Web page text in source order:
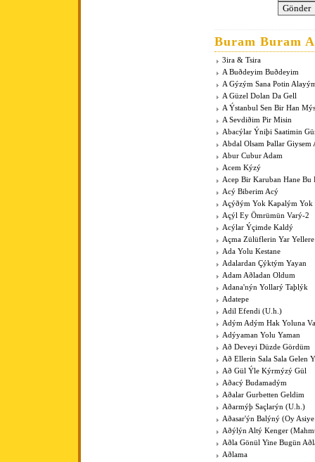
Buram Buram
3ira & Tsira
A Buðdeyim Buðdeyim
A Gýzým Sana Potin
A Güzel Dolan Da Gell
A Ýstanbul Sen Bir Han
A Sevdiðim Pir Misin
Abacýlar Ýniþi Saatimin
Abdal Olsam Þallar Giysem
Abur Cubur Adam
Acem Kýzý
Acep Bir Karuban Hane Bu
Acý Biberim Acý
Açýðým Yok Kapalým Yok
Açýl Ey Ömrümün Varý-2
Acýlar Ýçimde Kaldý
Açma Zülüflerin Yar
Ada Yolu Kestane
Adalardan Çýktým Yayan
Adam Aðladan Oldum
Adana'nýn Yollarý Taþlýk
Adatepe
Adil Efendi (U.h.)
Adým Adým Hak Yoluna
Adýyaman Yolu Yaman
Að Deveyi Düzde Gördüm
Að Ellerin Sala Sala Gelen
Að Gül Ýle Kýrmýzý Gül
Aðacý Budamadým
Aðalar Gurbetten Geldim
Aðarmýþ Saçlarýn (U.h.)
Aðasar'ýn Balýný (Oy
Aðýlýn Altý Kenger
Aðla Gönül Yine Bugün
Aðlama